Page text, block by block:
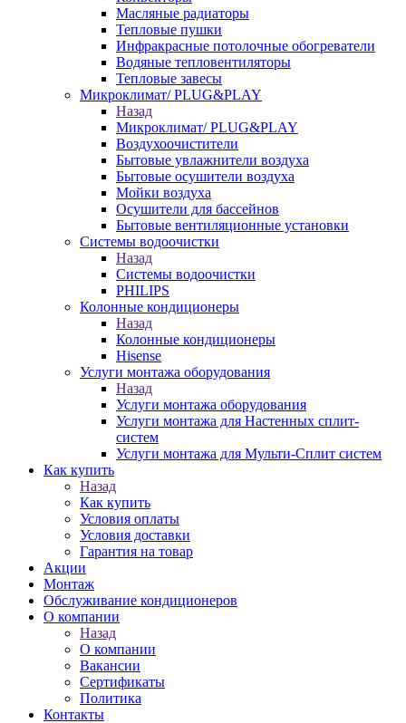
Масляные радиаторы
Тепловые пушки
Инфракрасные потолочные обогреватели
Водяные тепловентиляторы
Тепловые завесы
Микроклимат/ PLUG&PLAY
Назад
Микроклимат/ PLUG&PLAY
Воздухоочистители
Бытовые увлажнители воздуха
Бытовые осушители воздуха
Мойки воздуха
Осушители для бассейнов
Бытовые вентиляционные установки
Системы водоочистки
Назад
Системы водоочистки
PHILIPS
Колонные кондиционеры
Назад
Колонные кондиционеры
Hisense
Услуги монтажа оборудования
Назад
Услуги монтажа оборудования
Услуги монтажа для Настенных сплит-
систем
Услуги монтажа для Мульти-Сплит систем
Как купить
Назад
Как купить
Условия оплаты
Условия доставки
Гарантия на товар
Акции
Монтаж
Обслуживание кондиционеров
О компании
Назад
О компании
Вакансии
Сертификаты
Политика
Контакты